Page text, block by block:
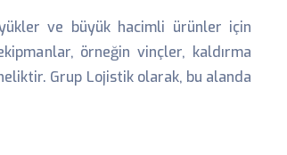
ve büyük hacimli ürünler için
örneğin vinçler, kaldırma
Grup Lojistik olarak, bu alanda